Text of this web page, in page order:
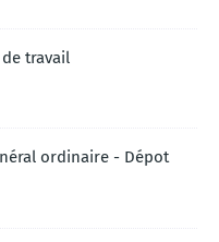
travail
ordinaire - Dépot